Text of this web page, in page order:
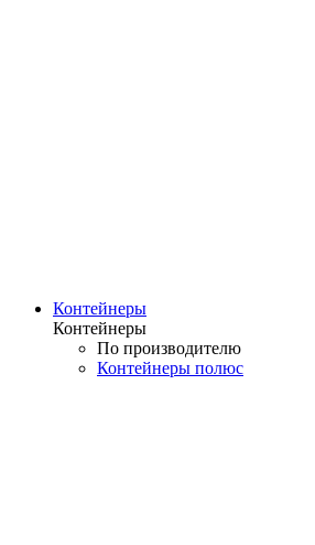
Контейнеры
Контейнеры
По производителю
Контейнеры полюс